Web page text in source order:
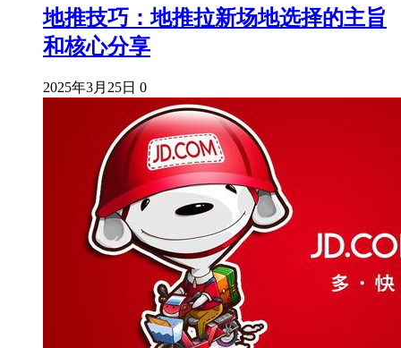
地推技巧：地推拉新场地选择的主旨
和核心分享
2025年3月25日 0